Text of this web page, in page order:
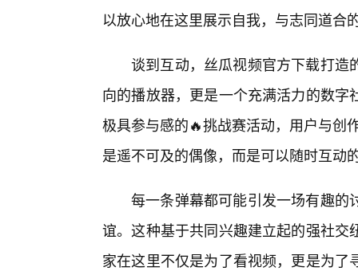
以放心地在这里展示自我，与志同道合
谈到互动，丝瓜视频官方下载打造
向的播放器，更是一个充满活力的数
极具参与感的🔥挑战赛活动，用户与创
是遥不可及的偶像，而是可以随时互动
每一条弹幕都可能引发一场有趣的
谊。这种基于共同兴趣建立起的强社
家在这里不仅是为了看视频，更是为